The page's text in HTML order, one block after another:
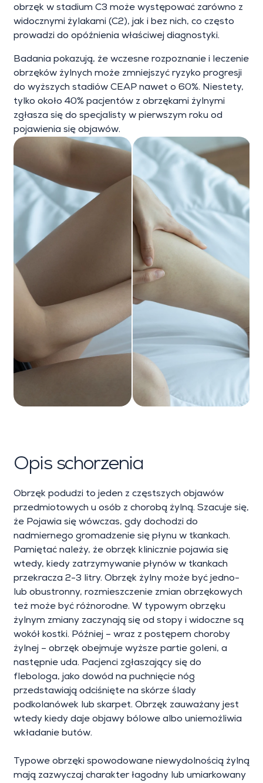
obrzęk w stadium C3 może występować zarówno z
widocznymi żylakami (C2), jak i bez nich, co często
prowadzi do opóźnienia właściwej diagnostyki.
Badania pokazują, że wczesne rozpoznanie i leczenie
obrzęków żylnych może zmniejszyć ryzyko progresji
do wyższych stadiów CEAP nawet o 60%. Niestety,
tylko około 40% pacjentów z obrzękami żylnymi
zgłasza się do specjalisty w pierwszym roku od
pojawienia się objawów.
Opis schorzenia
Obrzęk podudzi to jeden z częstszych objawów
przedmiotowych u osób z chorobą żylną. Szacuje się,
że Pojawia się wówczas, gdy dochodzi do
nadmiernego gromadzenie się płynu w tkankach.
Pamiętać należy, że obrzęk klinicznie pojawia się
wtedy, kiedy zatrzymywanie płynów w tkankach
przekracza 2-3 litry. Obrzęk żylny może być jedno-
lub obustronny, rozmieszczenie zmian obrzękowych
też może być różnorodne. W typowym obrzęku
żylnym zmiany zaczynają się od stopy i widoczne są
wokół kostki. Później – wraz z postępem choroby
żylnej – obrzęk obejmuje wyższe partie goleni, a
następnie uda. Pacjenci zgłaszający się do
flebologa, jako dowód na puchnięcie nóg
przedstawiają odciśnięte na skórze ślady
podkolanówek lub skarpet. Obrzęk zauważany jest
wtedy kiedy daje objawy bólowe albo uniemożliwia
wkładanie butów.
Typowe obrzęki spowodowane niewydolnością żylną
mają zazwyczaj charakter łagodny lub umiarkowany